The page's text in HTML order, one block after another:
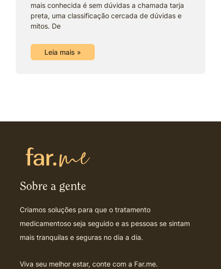
mais conhecida é sem dúvidas a chamada tarja
preta, uma classificação cercada de dúvidas e
mitos. De
Leia mais »
Sobre a gente
Criamos soluções para que o tratamento
medicamentoso seja seguido e as pessoas se sintam
mais tranquilas e seguras no dia a dia.
Viva seu melhor estar, conte com a Far.me.